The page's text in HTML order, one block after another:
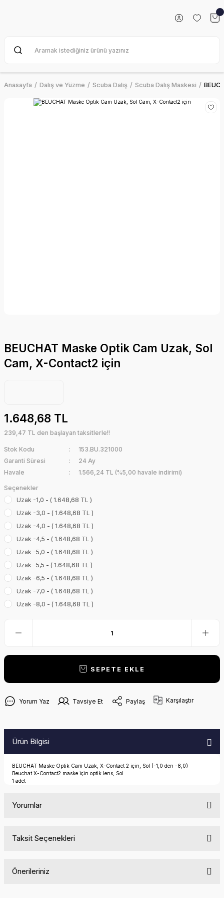
Anasayfa Dalış ve Yüzme Scuba Dalış Scuba Dalış Maskesi
BEUCHAT Maske Optik Cam Uzak, Sol
Cam, X-Contact2 için
1.648,68 TL
239,47 TL den başlayan taksitlerle!!
Stok Kodu
153.BU.321000
Garanti Süresi
24 Ay
Havale
1.566,24 TL (%5,00 havale indirimi)
Seçenekler
Uzak -1,0 - ( 1.648,68 TL )
Uzak -3,0 - ( 1.648,68 TL )
Uzak -4,0 - ( 1.648,68 TL )
Uzak -4,5 - ( 1.648,68 TL )
Uzak -5,0 - ( 1.648,68 TL )
Uzak -5,5 - ( 1.648,68 TL )
Uzak -6,5 - ( 1.648,68 TL )
Uzak -7,0 - ( 1.648,68 TL )
Uzak -8,0 - ( 1.648,68 TL )
SEPETE EKLE
Yorum Yaz Tavsiye Et Paylaş Karşılaştır
Ürün Bilgisi
BEUCHAT Maske Optik Cam Uzak, X-Contact 2 için, Sol (-1,0 den -8,0)
Beuchat X-Contact2 maske için optik lens, Sol
1 adet
Yorumlar
Taksit Seçenekleri
Önerileriniz